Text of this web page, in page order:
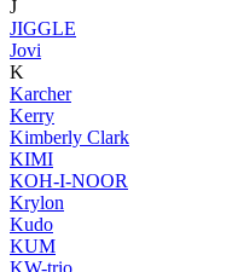
J
JIGGLE
Jovi
K
Karcher
Kerry
Kimberly Clark
KIMI
KOH-I-NOOR
Krylon
Kudo
KUM
KW-trio